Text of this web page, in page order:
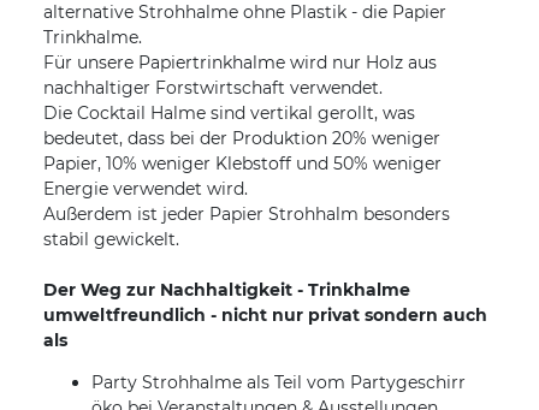
alternative Strohhalme ohne Plastik - die Papier
Trinkhalme.
Für unsere Papiertrinkhalme wird nur Holz aus
nachhaltiger Forstwirtschaft verwendet.
Die Cocktail Halme sind vertikal gerollt, was
bedeutet, dass bei der Produktion 20% weniger
Papier, 10% weniger Klebstoff und 50% weniger
Energie verwendet wird.
Außerdem ist jeder Papier Strohhalm besonders
stabil gewickelt.
Der Weg zur Nachhaltigkeit - Trinkhalme
umweltfreundlich - nicht nur privat sondern auch
als
Party Strohhalme als Teil vom Partygeschirr